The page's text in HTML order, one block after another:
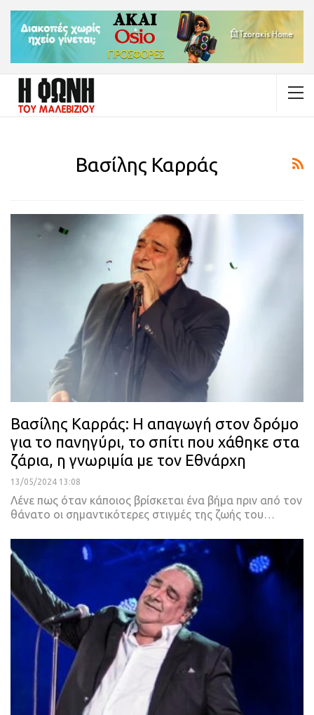
Βασίλης Καρράς
Βασίλης Καρράς: Η απαγωγή στον δρόμο
για το πανηγύρι, το σπίτι που χάθηκε στα
ζάρια, η γνωριμία με τον Εθνάρχη
13/05/2024 13:08
Λένε πως όταν κάποιος βρίσκεται ένα βήμα πριν από τον
θάνατο οι σημαντικότερες στιγμές της ζωής του…